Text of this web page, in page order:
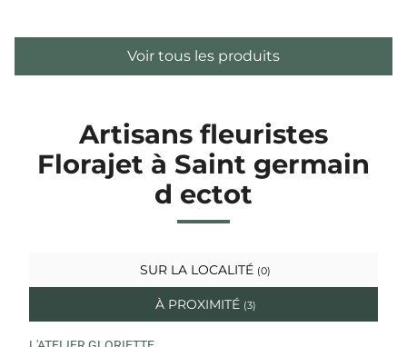
Voir tous les produits
Artisans fleuristes
Florajet à Saint germain
d ectot
SUR LA LOCALITÉ (0)
À PROXIMITÉ (3)